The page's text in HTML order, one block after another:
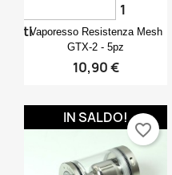
Anteprima
Vaporesso Resistenza Mesh
GTX-2 - 5pz
10,90 €
1
voti
IN SALDO!
favorite_border